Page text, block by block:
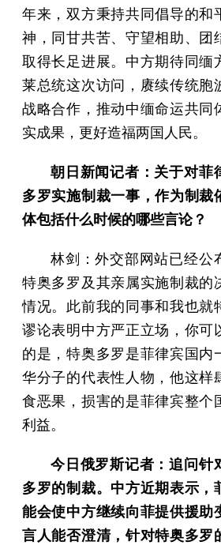
年来，双方秉持共同倡导的和
神，同甘共苦、守望相助、团
取得长足进展。中方期待同缅
莱总统这次访问，赓续传统胞
战略合作，推动中缅命运共同
实成果，更好造福两国人民。
朝日新闻记者：关于对菲
多罗实施制裁一事，作为制裁
体包括什么时候的哪些言论？
林剑：外交部网站已经公
特奥多罗及其亲属实施制裁的
情况。此前我的同事和我也就
谬论表明中方严正立场，你可
的是，特奥多罗是菲律宾国内
华分子的代表性人物，他这样
食恶果，损害的是菲律宾整个
利益。
今日俄罗斯记者：追问针
多罗的制裁。中方近期表示，
能会使中方继续向菲提供援助
言人能否澄清，针对特奥多罗